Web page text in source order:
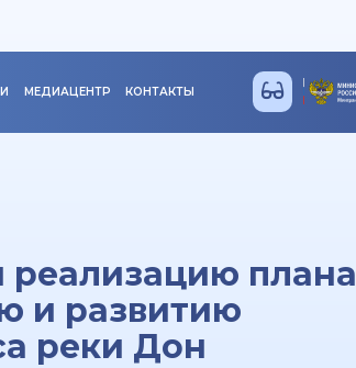
МЕДИАЦЕНТР КОНТАКТЫ
реализацию плана
и развитию
реки Дон